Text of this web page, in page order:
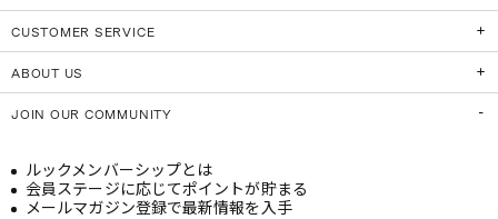
CUSTOMER SERVICE
ABOUT US
JOIN OUR COMMUNITY
ルックメンバーシップとは
会員ステージに応じてポイントが貯まる
メールマガジン登録で最新情報を入手